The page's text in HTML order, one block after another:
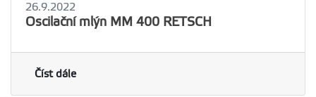
26.9.2022
Oscilační mlýn MM 400 RETSCH
Číst dále